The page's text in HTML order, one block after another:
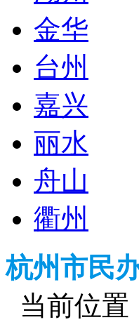
金华
台州
嘉兴
丽水
舟山
衢州
杭州市民
当前位置